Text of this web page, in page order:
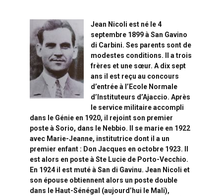
Jean Nicoli est né le 4
septembre 1899 à San Gavino
di Carbini. Ses parents sont de
modestes conditions. Il a trois
frères et une sœur. A dix sept
ans il est reçu au concours
d’entrée à l’Ecole Normale
d’Instituteurs d’Ajaccio. Après
le service militaire accompli
dans le Génie en 1920, il rejoint son premier
poste à Sorio, dans le Nebbio. Il se marie en 1922
avec Marie-Jeanne, institutrice dont il a un
premier enfant : Don Jacques en octobre 1923. Il
est alors en poste à Ste Lucie de Porto-Vecchio.
En 1924 il est muté à San di Gavinu. Jean Nicoli et
son épouse obtiennent alors un poste double
dans le Haut-Sénégal (aujourd’hui le Mali),